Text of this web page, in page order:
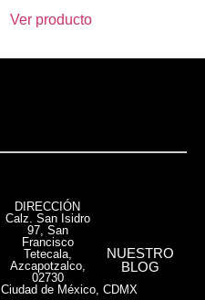
Ver producto
DIRECCIÓN
Calz. San Isidro
97, San
Francisco
Tetecala,
Azcapotzalco,
02730
Ciudad de México, CDMX
NUESTRO
BLOG